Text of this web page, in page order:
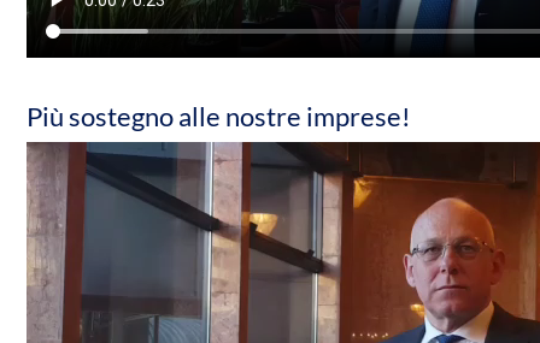
Più sostegno alle nostre imprese!